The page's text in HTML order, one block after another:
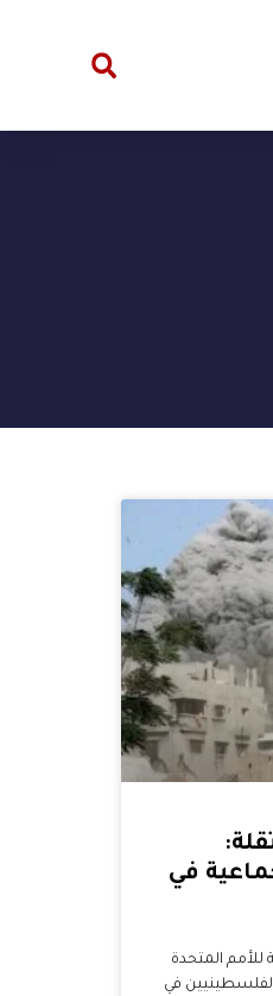
في
للأمم المتحدة
الفلسطينيين في